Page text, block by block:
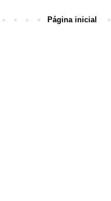
Página inicial